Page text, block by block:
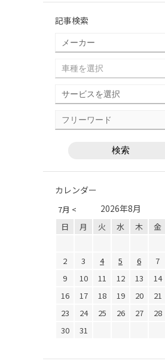
記事検索
カレンダー
7月 < 2026年8月
日 月 火 水 木 金
2
3 4 5 6 7
9
10 11 12 13 14
16
17 18 19 20 21
23
24 25 26 27 28
30
31